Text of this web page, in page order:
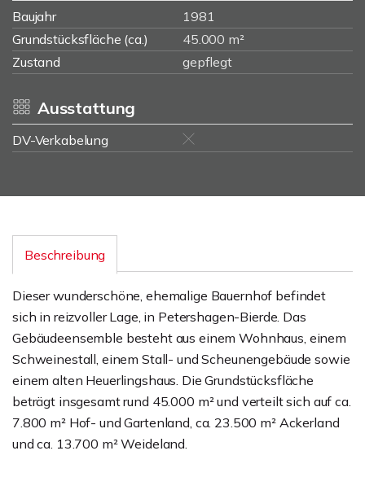
Baujahr
1981
Grundstücksfläche (ca.)
45.000 m²
Zustand
gepflegt
Ausstattung
DV-Verkabelung
Beschreibung
Dieser wunderschöne, ehemalige Bauernhof befindet
sich in reizvoller Lage, in Petershagen-Bierde. Das
Gebäudeensemble besteht aus einem Wohnhaus, einem
Schweinestall, einem Stall- und Scheunengebäude sowie
einem alten Heuerlingshaus. Die Grundstücksfläche
beträgt insgesamt rund 45.000 m² und verteilt sich auf ca.
7.800 m² Hof- und Gartenland, ca. 23.500 m² Ackerland
und ca. 13.700 m² Weideland.